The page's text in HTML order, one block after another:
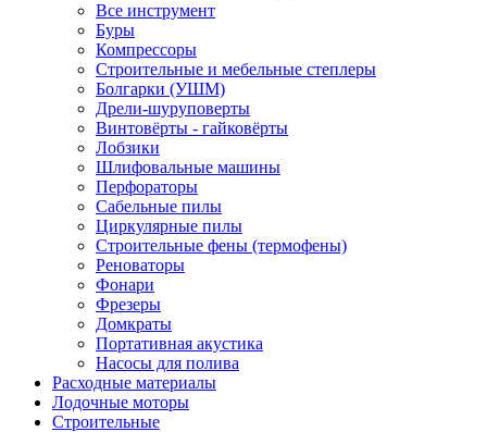
Все инструмент
Буры
Компрессоры
Строительные и мебельные степлеры
Болгарки (УШМ)
Дрели-шуруповерты
Винтовёрты - гайковёрты
Лобзики
Шлифовальные машины
Перфораторы
Сабельные пилы
Циркулярные пилы
Строительные фены (термофены)
Реноваторы
Фонари
Фрезеры
Домкраты
Портативная акустика
Насосы для полива
Расходные материалы
Лодочные моторы
Строительные